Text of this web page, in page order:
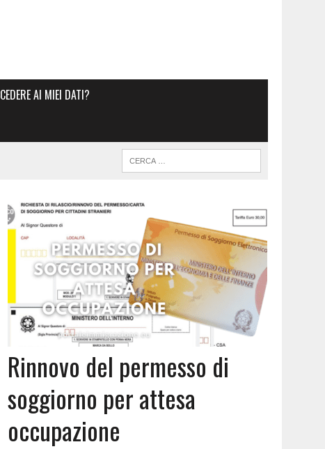
AI MIEI DATI?
Rinnovo del permesso di
soggiorno per attesa
occupazione